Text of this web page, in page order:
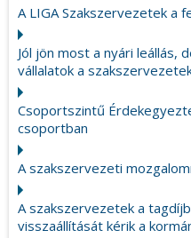
A LIGA Szakszervezetek a
Jól jön most a nyári leállás,
vállalatok a
Csoportszintű
csoportban
A szakszervezeti
A szakszervezetek a
visszaállítását kérik a